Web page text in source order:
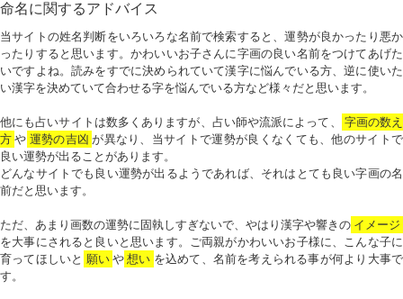
命名に関するアドバイス
当サイトの姓名判断をいろいろな名前で検索すると、運勢が良かったり悪か
ったりすると思います。かわいいお子さんに字画の良い名前をつけてあげた
いですよね。読みをすでに決められていて漢字に悩んでいる方、逆に使いた
い漢字を決めていて合わせる字を悩んでいる方など様々だと思います。
他にも占いサイトは数多くありますが、占い師や流派によって、
字画の数え
方 や 運勢の吉凶 が異なり、当サイトで運勢が良くなくても、他のサイトで
良い運勢が出ることがあります。
どんなサイトでも良い運勢が出るようであれば、それはとても良い字画の名
前だと思います。
ただ、あまり画数の運勢に固執しすぎないで、やはり漢字や響きの イメージ
を大事にされると良いと思います。ご両親がかわいいお子様に、こんな子に
育ってほしいと 願い や 想い を込めて、名前を考えられる事が何より大事で
す。